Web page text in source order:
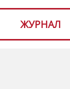
ЖУРНАЛ